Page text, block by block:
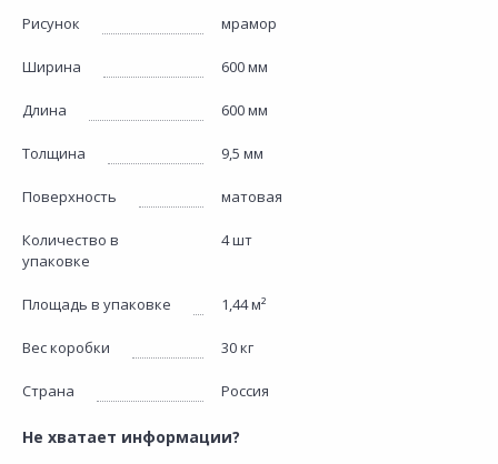
Рисунок мрамор
Ширина 600 мм
Длина 600 мм
Толщина 9,5 мм
Поверхность матовая
Количество в
упаковке
4 шт
Площадь в упаковке 1,44 м²
Вес коробки 30 кг
Страна Россия
Не хватает информации?